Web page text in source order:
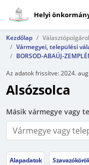
Helyi
Kezdőlap
Vármegyei, települési
BORSOD-ABAÚJ-
Az adatok frissítve:2024.
Alsózsolca
Másik vármegye vagy
Alapadatok